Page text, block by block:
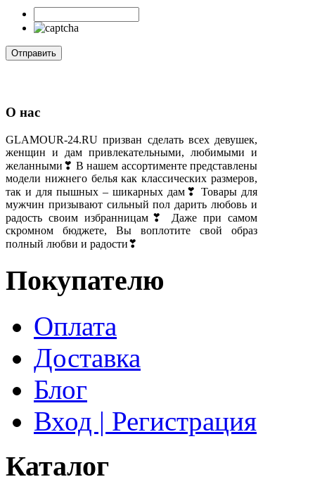
О нас
GLAMOUR-24.RU призван сделать всех девушек,
женщин и дам привлекательными, любимыми и
желанными❣ В нашем ассортименте представлены
модели нижнего белья как классических размеров,
так и для пышных – шикарных дам❣ Товары для
мужчин призывают сильный пол дарить любовь и
радость своим избранницам❣ Даже при самом
скромном бюджете, Вы воплотите свой образ
полный любви и радости❣
Покупателю
Оплата
Доставка
Блог
Вход | Регистрация
Каталог